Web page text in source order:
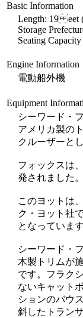
Basic Information
Length: 19 eet
Storage
Seating
Engine Information
電動船外機
Equipment
シーワード・
アメリカ製の
クルーザーと
フォックスは
発されました。
このヨットは
ク・ヨット社
となっています
シーワード・
木製トリムが
です。フラク
ないキャット
ションのバウ
斜したトラン